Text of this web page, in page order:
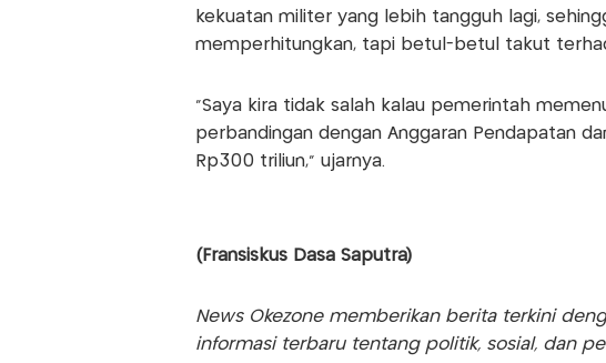
kekuatan militer yang lebih tangguh lagi,
memperhitungkan, tapi betul-betul takut
"Saya kira tidak salah kalau pemerintah
perbandingan dengan Anggaran Pendapatan
Rp300 triliun," ujarnya.
(Fransiskus Dasa Saputra)
News Okezone memberikan berita terkini
informasi terbaru tentang politik, sosial, dan